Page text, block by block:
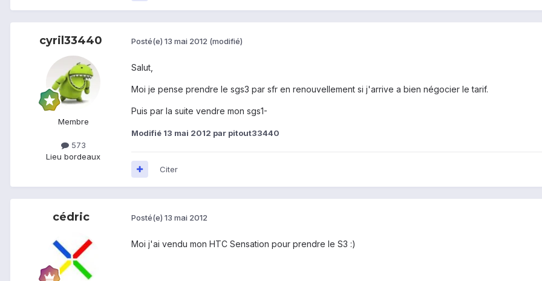
cyril33440
Membre
573
Lieu bordeaux
Posté(e) 13 mai 2012 (modifié)
Salut,
Moi je pense prendre le sgs3 par sfr en renouvellement si j'arrive a bien négocier le tarif.
Puis par la suite vendre mon sgs1-
Modifié 13 mai 2012 par pitout33440
Citer
cédric Posté(e) 13 mai 2012
Moi j'ai vendu mon HTC Sensation pour prendre le S3 :)